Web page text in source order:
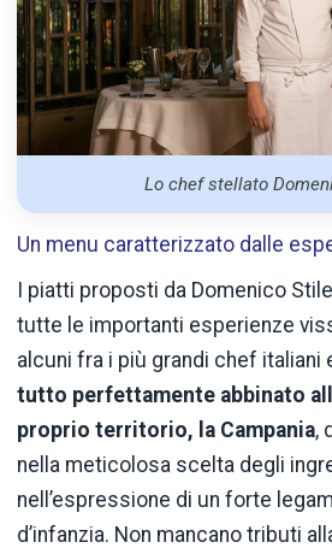
Lo chef stellato
Un menu caratterizzato dalle
I piatti proposti da Domenico
tutte le importanti esperienze
alcuni fra i più grandi chef italiani
tutto perfettamente abbinato
proprio territorio, la Campania,
nella meticolosa scelta degli
nell’espressione di un forte
d’infanzia. Non mancano tributi